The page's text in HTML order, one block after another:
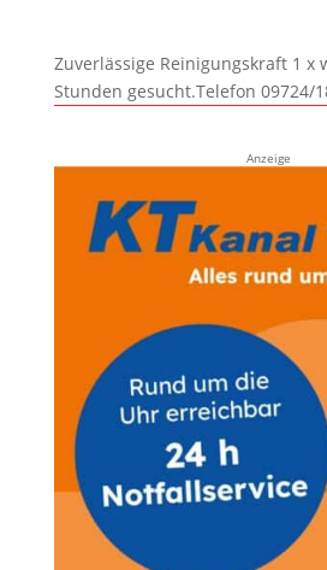
Zuverlässige Reinigungskraft 1 x
Stunden gesucht.Telefon 09724/
Anzeige